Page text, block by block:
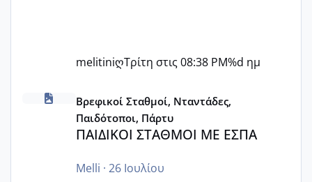
melitiniღΤρίτη στις 08:38 PM%d ημ
ΠΑΙΔΙΚΟΙ ΣΤΑΘΜΟΙ ΜΕ ΕΣΠΑ
Βρεφικοί Σταθμοί, Νταντάδες,
Παιδότοποι, Πάρτυ
ΠΑΙΔΙΚΟΙ ΣΤΑΘΜΟΙ ΜΕ ΕΣΠΑ
Melli · 26 Ιουλίου